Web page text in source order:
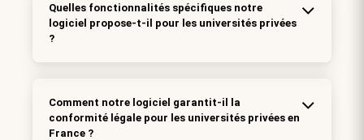
Quelles fonctionnalités spécifiques notre
logiciel propose-t-il pour les universités privées
?
Comment notre logiciel garantit-il la
conformité légale pour les universités privées en
France ?